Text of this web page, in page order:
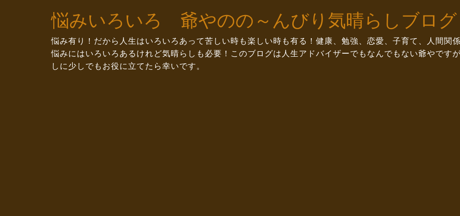
悩みいろいろ 爺やのの～んびり気晴らしブログ
悩み有り！だから人生はいろいろあって苦しい時も楽しい時も有る！健康、勉強、恋愛、子育て、人間関
悩みにはいろいろあるけれど気晴らしも必要！このブログは人生アドバイザーでもなんでもない爺やです
しに少しでもお役に立てたら幸いです。